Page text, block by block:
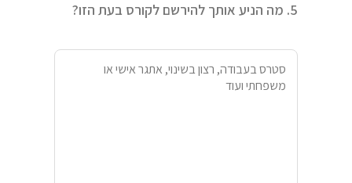
5. מה הניע אותך להירשם לקורס בעת הזו?